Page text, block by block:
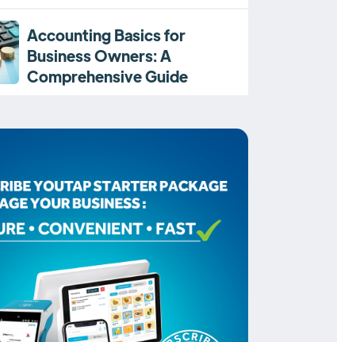
Accounting Basics for
Business Owners: A
Comprehensive Guide